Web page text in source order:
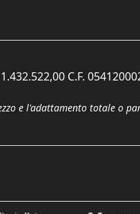
C.F.
e l'adattamento totale o